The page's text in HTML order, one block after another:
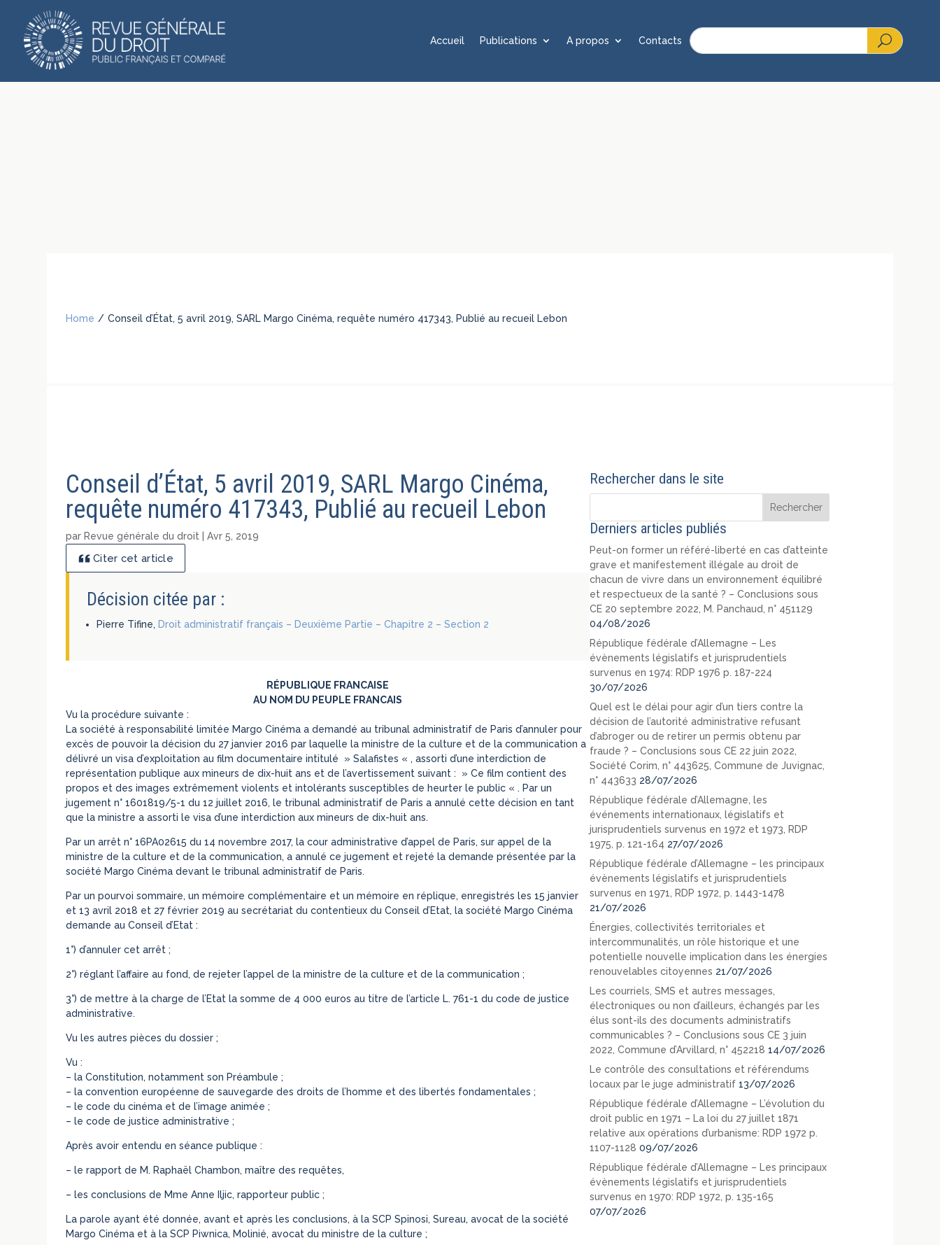
Accueil Publications A propos Contacts
Home / Conseil d’État, 5 avril 2019, SARL Margo Cinéma, requête numéro 417343, Publié au recueil Lebon
Conseil d’État, 5 avril 2019, SARL Margo Cinéma,
requête numéro 417343, Publié au recueil Lebon
par Revue générale du droit |Avr 5, 2019
Citer cet article
Décision citée par :
Pierre Tifine, Droit administratif français – Deuxième Partie – Chapitre 2 – Section 2
RÉPUBLIQUE FRANCAISE
AU NOM DU PEUPLE FRANCAIS
Vu la procédure suivante :
La société à responsabilité limitée Margo Cinéma a demandé au tribunal administratif de Paris d’annuler pour
excès de pouvoir la décision du 27 janvier 2016 par laquelle la ministre de la culture et de la communication a
délivré un visa d’exploitation au film documentaire intitulé » Salafistes « , assorti d’une interdiction de
représentation publique aux mineurs de dix-huit ans et de l’avertissement suivant : » Ce film contient des
propos et des images extrêmement violents et intolérants susceptibles de heurter le public « . Par un
jugement n° 1601819/5-1 du 12 juillet 2016, le tribunal administratif de Paris a annulé cette décision en tant
que la ministre a assorti le visa d’une interdiction aux mineurs de dix-huit ans.
Par un arrêt n° 16PA02615 du 14 novembre 2017, la cour administrative d’appel de Paris, sur appel de la
ministre de la culture et de la communication, a annulé ce jugement et rejeté la demande présentée par la
société Margo Cinéma devant le tribunal administratif de Paris.
Par un pourvoi sommaire, un mémoire complémentaire et un mémoire en réplique, enregistrés les 15 janvier
et 13 avril 2018 et 27 février 2019 au secrétariat du contentieux du Conseil d’Etat, la société Margo Cinéma
demande au Conseil d’Etat :
1°) d’annuler cet arrêt ;
2°) réglant l’affaire au fond, de rejeter l’appel de la ministre de la culture et de la communication ;
3°) de mettre à la charge de l’Etat la somme de 4 000 euros au titre de l’article L. 761-1 du code de justice
administrative.
Vu les autres pièces du dossier ;
Vu :
– la Constitution, notamment son Préambule ;
– la convention européenne de sauvegarde des droits de l’homme et des libertés fondamentales ;
– le code du cinéma et de l’image animée ;
– le code de justice administrative ;
Après avoir entendu en séance publique :
– le rapport de M. Raphaël Chambon, maître des requêtes,
– les conclusions de Mme Anne Iljic, rapporteur public ;
La parole ayant été donnée, avant et après les conclusions, à la SCP Spinosi, Sureau, avocat de la société
Margo Cinéma et à la SCP Piwnica, Molinié, avocat du ministre de la culture ;
Rechercher dans le site
Derniers articles publiés
Peut-on former un référé-liberté en cas d’atteinte
grave et manifestement illégale au droit de
chacun de vivre dans un environnement équilibré
et respectueux de la santé ? – Conclusions sous
CE 20 septembre 2022, M. Panchaud, n° 451129
04/08/2026
République fédérale d’Allemagne – Les
évènements législatifs et jurisprudentiels
survenus en 1974: RDP 1976 p. 187-224
30/07/2026
Quel est le délai pour agir d’un tiers contre la
décision de l’autorité administrative refusant
d’abroger ou de retirer un permis obtenu par
fraude ? – Conclusions sous CE 22 juin 2022,
Société Corim, n° 443625, Commune de Juvignac,
n° 443633 28/07/2026
République fédérale d’Allemagne, les
événements internationaux, législatifs et
jurisprudentiels survenus en 1972 et 1973, RDP
1975, p. 121-164 27/07/2026
République fédérale d’Allemagne – les principaux
évènements législatifs et jurisprudentiels
survenus en 1971, RDP 1972, p. 1443-1478
21/07/2026
Énergies, collectivités territoriales et
intercommunalités, un rôle historique et une
potentielle nouvelle implication dans les énergies
renouvelables citoyennes 21/07/2026
Les courriels, SMS et autres messages,
électroniques ou non d’ailleurs, échangés par les
élus sont-ils des documents administratifs
communicables ? – Conclusions sous CE 3 juin
2022, Commune d’Arvillard, n° 452218 14/07/2026
Le contrôle des consultations et référendums
locaux par le juge administratif 13/07/2026
République fédérale d’Allemagne – L’évolution du
droit public en 1971 – La loi du 27 juillet 1871
relative aux opérations d’urbanisme: RDP 1972 p.
1107-1128 09/07/2026
République fédérale d’Allemagne – Les principaux
évènements législatifs et jurisprudentiels
survenus en 1970: RDP 1972, p. 135-165
07/07/2026